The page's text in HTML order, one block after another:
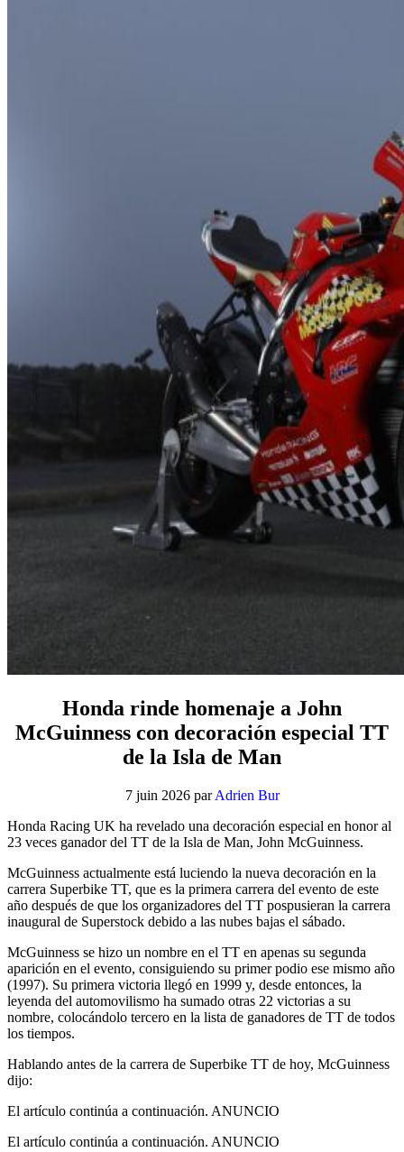
Honda rinde homenaje a John
McGuinness con decoración especial TT
de la Isla de Man
7 juin 2026 parAdrien Bur
Honda Racing UK ha revelado una decoración especial en honor al
23 veces ganador del TT de la Isla de Man, John McGuinness.
McGuinness actualmente está luciendo la nueva decoración en la
carrera Superbike TT, que es la primera carrera del evento de este
año después de que los organizadores del TT pospusieran la carrera
inaugural de Superstock debido a las nubes bajas el sábado.
McGuinness se hizo un nombre en el TT en apenas su segunda
aparición en el evento, consiguiendo su primer podio ese mismo año
(1997). Su primera victoria llegó en 1999 y, desde entonces, la
leyenda del automovilismo ha sumado otras 22 victorias a su
nombre, colocándolo tercero en la lista de ganadores de TT de todos
los tiempos.
Hablando antes de la carrera de Superbike TT de hoy, McGuinness
dijo:
El artículo continúa a continuación. ANUNCIO
El artículo continúa a continuación. ANUNCIO